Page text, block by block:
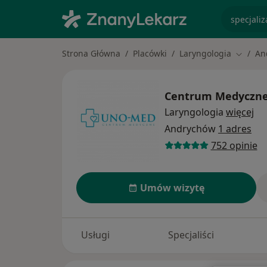
Strona Główna Placówki Laryngologia Zmień
Centrum
Laryngologia więcej
Andrychów 1 adres
752 opinie
Umów wizytę
Usługi Specjaliści